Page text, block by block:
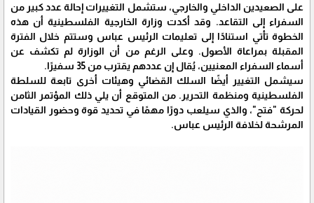
على الصعيدين الداخلي والخارجي، ستشمل التغييرات إحالة عدد كبير من
السفراء إلى التقاعد. وقد أكدت وزارة الخارجية الفلسطينية أن هذه
الخطوة تأتي استنادًا إلى تعليمات الرئيس عباس وستتم خلال الفترة
المقبلة بمراعاة الأصول. وعلى الرغم من أن الوزارة لم تكشف عن
أسماء السفراء المعنيين، يُقال إن عددهم يقترب من 35 سفيرًا.
سيشمل التغيير أيضًا السلك القضائي وهيئات أخرى تابعة للسلطة
الفلسطينية ومنظمة التحرير. من المتوقع أن يلي ذلك المؤتمر الثامن
لحركة "فتح"، والذي سيلعب دورًا مهمًا في تحديد قوة وحضور القيادات
المرشحة لخلافة الرئيس عباس.